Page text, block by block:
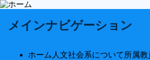
メインナビゲーション
ホーム 人文社会系について 所属教